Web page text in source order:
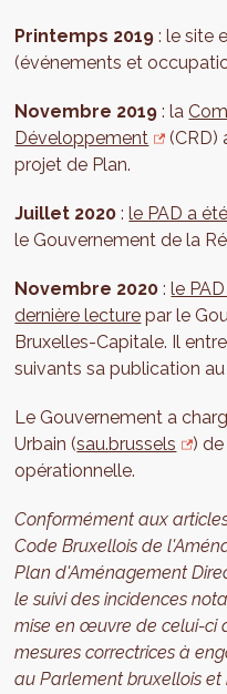
Printemps 2019 : le site
(événements et
Novembre 2019 : la
Développement
(CRD)
projet de Plan.
Juillet 2020:le PAD a
le Gouvernement de la
Novembre 2020 :le
dernière lecture par le
Bruxelles-Capitale. Il
suivants sa publication
Le Gouvernement a
Urbain (sau.brussels
)
opérationnelle.
Conformément aux
Code Bruxellois de
Plan d'Aménagement
le suivi des incidences
mise en œuvre de celui-ci
mesures correctrices à
au Parlement bruxellois et